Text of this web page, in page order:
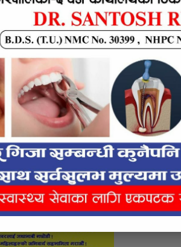
inline ad #2
Content Ad